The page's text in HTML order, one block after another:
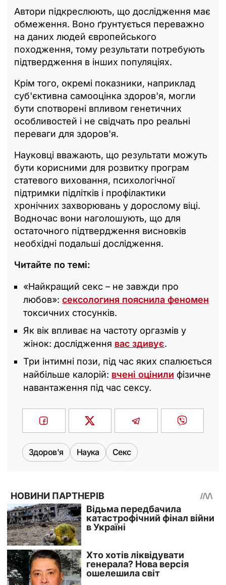
Автори підкреслюють, що дослідження має
обмеження. Воно ґрунтується переважно
на даних людей європейського
походження, тому результати потребують
підтвердження в інших популяціях.
Крім того, окремі показники, наприклад
суб'єктивна самооцінка здоров'я, могли
бути спотворені впливом генетичних
особливостей і не свідчать про реальні
переваги для здоров'я.
Науковці вважають, що результати можуть
бути корисними для розвитку програм
статевого виховання, психологічної
підтримки підлітків і профілактики
хронічних захворювань у дорослому віці.
Водночас вони наголошують, що для
остаточного підтвердження висновків
необхідні подальші дослідження.
Читайте по темі:
«Найкращий секс – не завжди про
любов»: сексологиня пояснила феномен
токсичних стосунків.
Як вік впливає на частоту оргазмів у
жінок: дослідження вас здивує.
Три інтимні пози, під час яких спалюється
найбільше калорій: вчені оцінили фізичне
навантаження під час сексу.
Здоров'я Наука Секс